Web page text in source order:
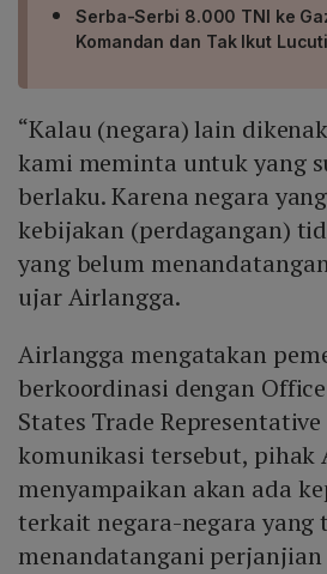
Serba-Serbi 8.000 TNI ke
Komandan dan Tak Ikut
“Kalau (negara) lain
kami meminta untuk yang
berlaku. Karena negara
kebijakan (perdagangan)
yang belum
ujar Airlangga.
Airlangga mengatakan
berkoordinasi dengan
States Trade Representative
komunikasi tersebut, pihak
menyampaikan akan ada
terkait negara-negara yang
menandatangani perjanjian